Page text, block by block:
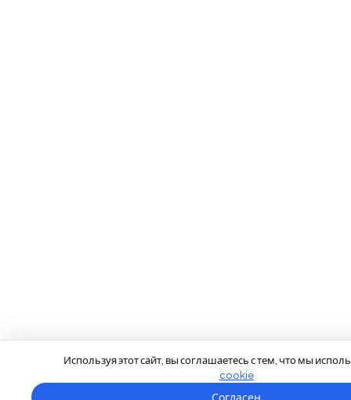
Используя этот сайт, вы соглашаетесь с тем, что мы
cookie
Согласен